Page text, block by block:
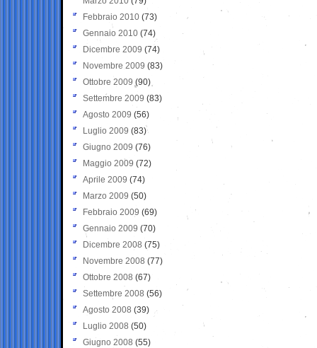
Febbraio 2010 (73)
Gennaio 2010 (74)
Dicembre 2009 (74)
Novembre 2009 (83)
Ottobre 2009 (90)
Settembre 2009 (83)
Agosto 2009 (56)
Luglio 2009 (83)
Giugno 2009 (76)
Maggio 2009 (72)
Aprile 2009 (74)
Marzo 2009 (50)
Febbraio 2009 (69)
Gennaio 2009 (70)
Dicembre 2008 (75)
Novembre 2008 (77)
Ottobre 2008 (67)
Settembre 2008 (56)
Agosto 2008 (39)
Luglio 2008 (50)
Giugno 2008 (55)